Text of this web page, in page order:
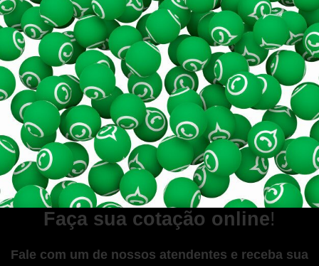
Faça sua cotação online!
Fale com um de nossos atendentes e receba sua